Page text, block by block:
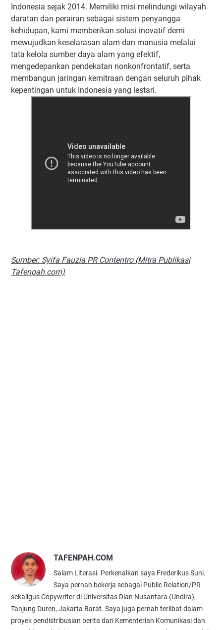
Indonesia sejak 2014. Memiliki misi melindungi wilayah
daratan dan perairan sebagai sistem penyangga
kehidupan, kami memberikan solusi inovatif demi
mewujudkan keselarasan alam dan manusia melalui
tata kelola sumber daya alam yang efektif,
mengedepankan pendekatan nonkonfrontatif, serta
membangun jaringan kemitraan dengan seluruh pihak
kepentingan untuk Indonesia yang lestari.
Sumber: Syifa Fauzia PR Contentro (Mitra Publikasi
Tafenpah.com)
TAFENPAH.COM
Salam Literasi. Perkenalkan saya Frederikus Suni.
Saya pernah bekerja sebagai Public Relation/PR
sekaligus Copywriter di Universitas Dian Nusantara (Undira),
Tanjung Duren, Jakarta Barat. Saya juga pernah terlibat dalam
proyek pendistribusian berita dari Kementerian Komunikasi dan